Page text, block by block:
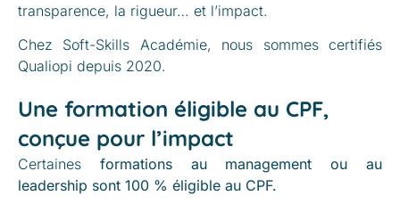
transparence, la rigueur… et l’impact.
Chez Soft-Skills Académie, nous sommes certifiés
Qualiopi depuis 2020.
Une formation éligible au CPF,
conçue pour l’impact
Certaines formations au management ou au
leadership sont 100 % éligible au CPF.